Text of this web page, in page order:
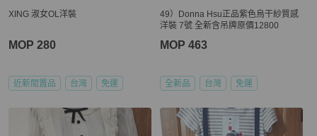
XING 淑女OL洋裝
MOP 280
近新閒置品 台灣 免運
49）Donna Hsu正品紫色烏干紗質感
洋裝 7號 全新含吊牌原價12800
MOP 463
全新品 台灣 免運